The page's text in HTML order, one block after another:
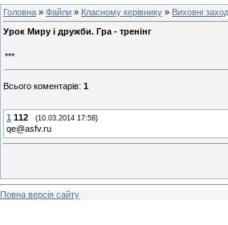
Головна » Файли » Класному керівнику » Виховні
Урок Миру і дружби. Гра - тренінг
***
Всього коментарів: 1
1 112 (10.03.2014 17:58)
qe@asfv.ru
Повна версія сайту